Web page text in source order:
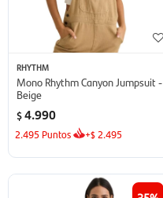
RHYTHM
Mono Rhythm Canyon Jumpsuit -
Beige
$4.990
2.495 Puntos +$ 2.495